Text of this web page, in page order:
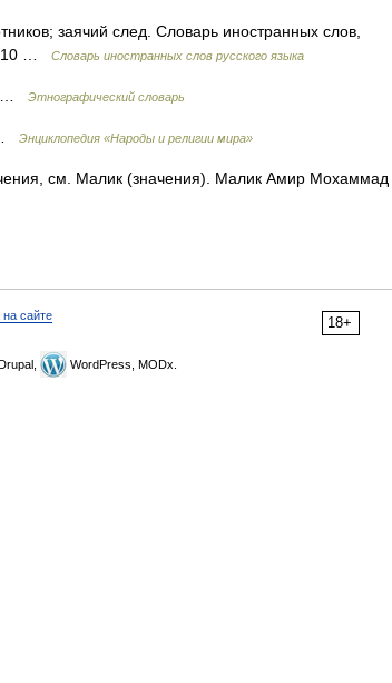
заячий след. Словарь иностранных слов,
…
Словарь иностранных слов русского языка
… Этнографический словарь
Энциклопедия «Народы и религии мира»
см. Малик (значения). Малик Амир Мохаммад
18+
сайте
WordPress, MODx.